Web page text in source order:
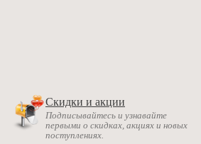
Скидки и акции
Подписывайтесь и узнавайте
первыми о скидках, акциях и новых
поступлениях.